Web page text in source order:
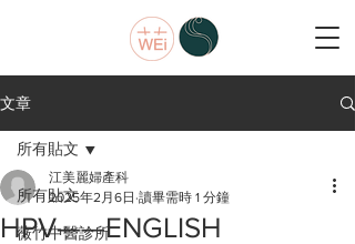
文章
所有貼文
薇竹中醫診所
所有貼文
HPV——ENGLISH
江美麗婦產科
2025年2月6日 讀畢需時 1 分鐘